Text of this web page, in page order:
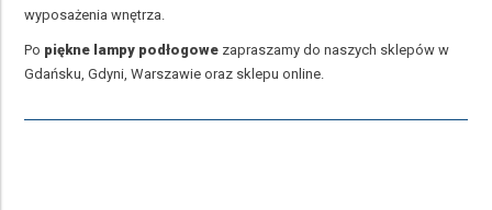
wyposażenia wnętrza.
Po piękne lampy podłogowe zapraszamy do naszych sklepów w
Gdańsku, Gdyni, Warszawie oraz sklepu online.